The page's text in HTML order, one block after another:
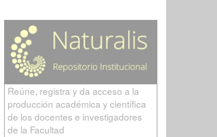
Reúne, registra y da acceso a la
producción académica y científica
de los docentes e investigadores
de la Facultad